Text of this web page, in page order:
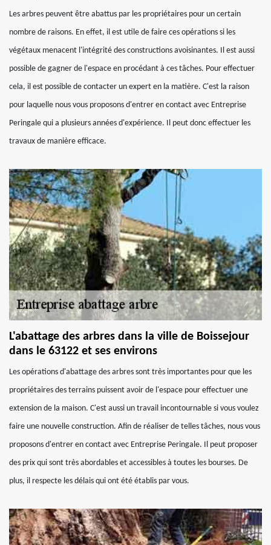
Les arbres peuvent être abattus par les propriétaires pour un certain
nombre de raisons. En effet, il est utile de faire ces opérations si les
végétaux menacent l'intégrité des constructions avoisinantes. Il est aussi
possible de gagner de l'espace en procédant à ces tâches. Pour effectuer
cela, il est possible de contacter un expert en la matière. C'est la raison
pour laquelle nous vous proposons d'entrer en contact avec Entreprise
Peringale qui a plusieurs années d'expérience. Il peut donc effectuer les
travaux de manière efficace.
L'abattage des arbres dans la ville de Boissejour
dans le 63122 et ses environs
Les opérations d'abattage des arbres sont très importantes pour que les
propriétaires des terrains puissent avoir de l'espace pour effectuer une
extension de la maison. C'est aussi un travail incontournable si vous voulez
faire une nouvelle construction. Afin de réaliser de telles tâches, nous vous
proposons d'entrer en contact avec Entreprise Peringale. Il peut proposer
des prix qui sont très abordables et accessibles à toutes les bourses. De
plus, il respecte les délais qui ont été établis par vous.